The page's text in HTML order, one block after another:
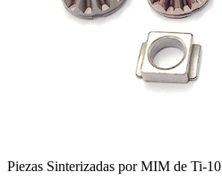
Piezas Sinterizadas por MIM de Ti-